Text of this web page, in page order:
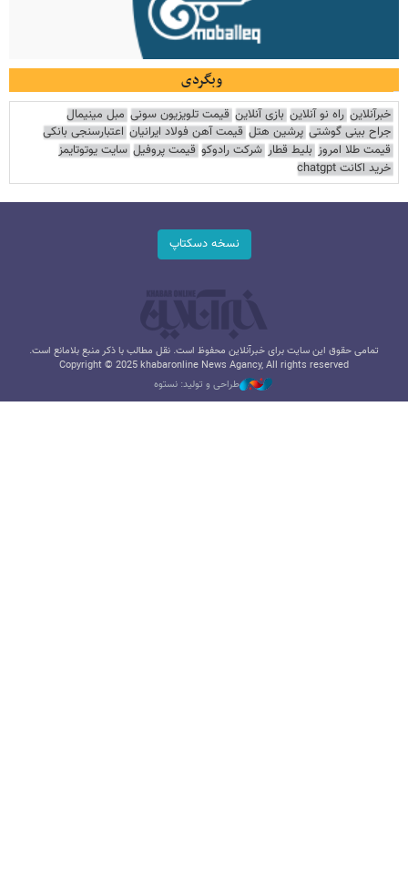
وبگردی
خبرآنلاین راه نو آنلاین بازی آنلاین قیمت تلویزیون سونی مبل مینیمال
جراح بینی گوشتی پرشین هتل قیمت آهن فولاد ایرانیان اعتبارسنجی بانکی
قیمت طلا امروز بلیط قطار شرکت رادوکو قیمت پروفیل سایت یوتوتایمز
خرید اکانت chatgpt
نسخه دسکتاپ
تمامی حقوق این سایت برای خبرآنلاین محفوظ است. نقل مطالب با ذکر منبع بلامانع است.
Copyright © 2025 khabaronline News Agancy, All rights reserved
طراحی و تولید: نستوه